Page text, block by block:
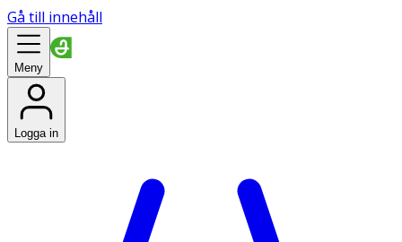
Gå till innehåll
Meny
Logga in